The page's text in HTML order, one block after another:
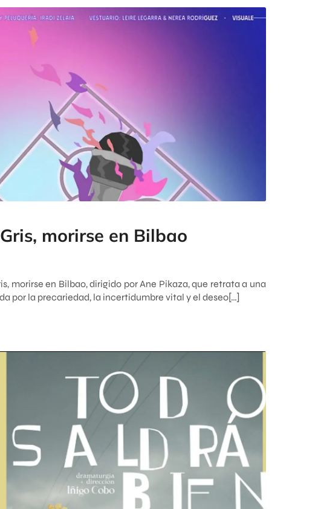
Gris, morirse en Bilbao
morirse en Bilbao, dirigido por Ane Pikaza, que retrata a una
por la precariedad, la incertidumbre vital y el deseo[…]